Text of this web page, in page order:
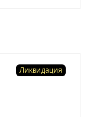
Ликвидация